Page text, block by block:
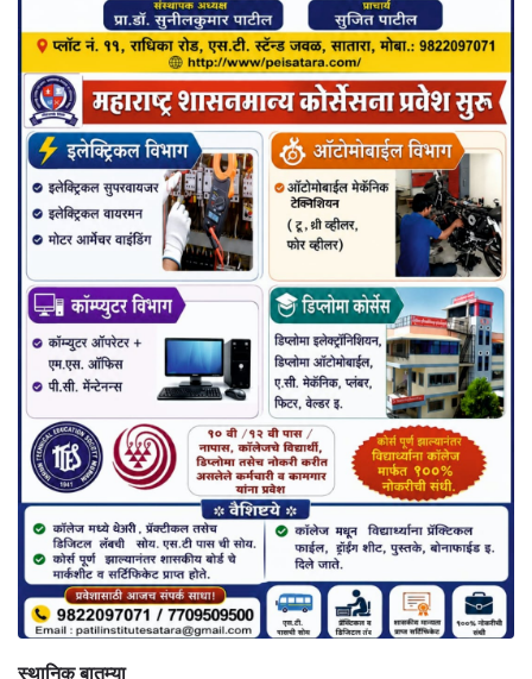
स्थानिक बातम्या